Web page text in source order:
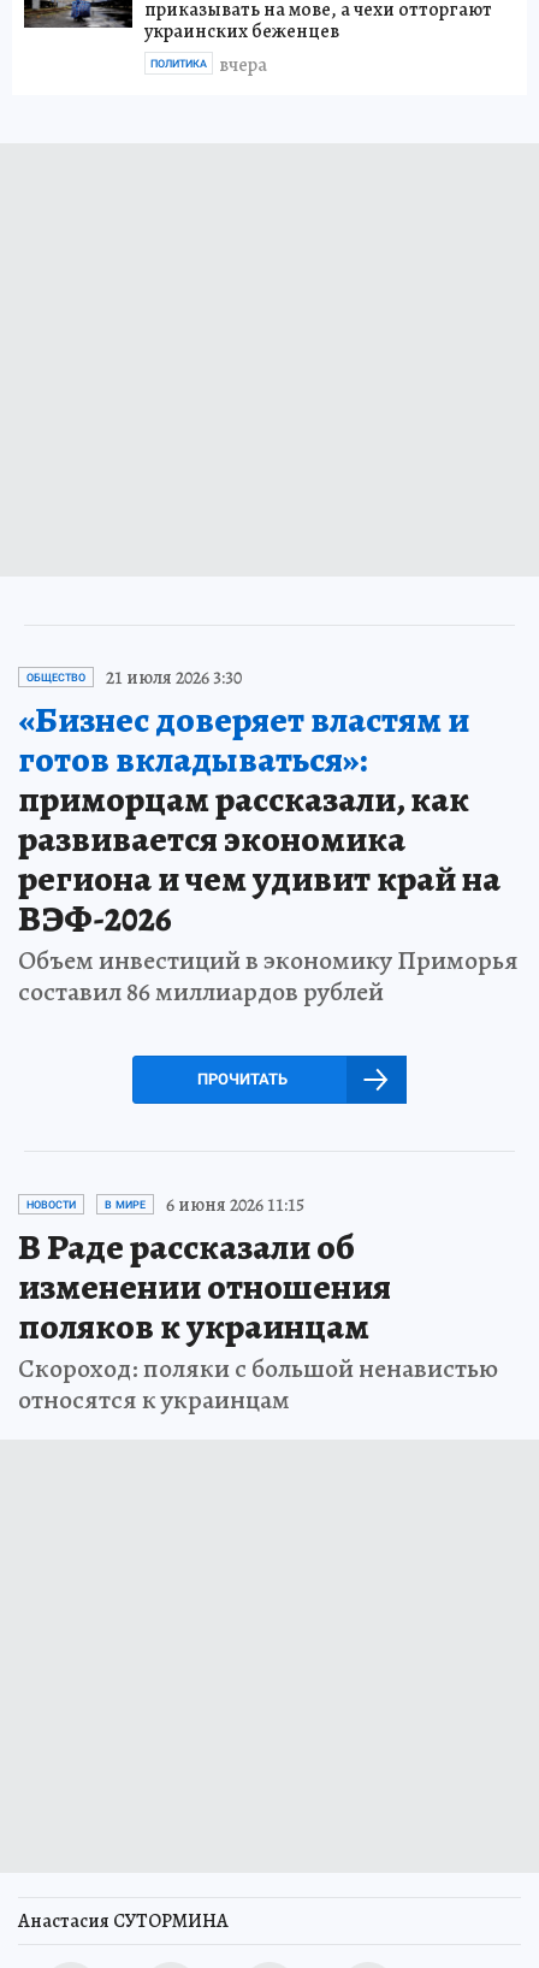
приказывать на мове, а чехи отторгают
украинских беженцев
вчера
ПОЛИТИКА
ОБЩЕСТВО 21 июля 2026 3:30
«Бизнес доверяет властям и
готов вкладываться»:
приморцам рассказали, как
развивается экономика
региона и чем удивит край на
ВЭФ-2026
Объем инвестиций в экономику Приморья
составил 86 миллиардов рублей
ПРОЧИТАТЬ
НОВОСТИ В МИРЕ 6 июня 2026 11:15
В Раде рассказали об
изменении отношения
поляков к украинцам
Скороход: поляки с большой ненавистью
относятся к украинцам
Анастасия СУТОРМИНА